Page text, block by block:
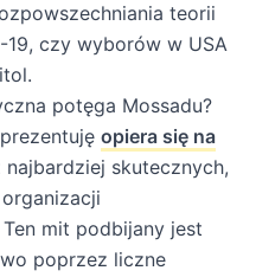
teorii
19, czy wyborów w USA
potęga Mossadu?
opiera się na
najbardziej skutecznych,
mit podbijany jest
poprzez liczne